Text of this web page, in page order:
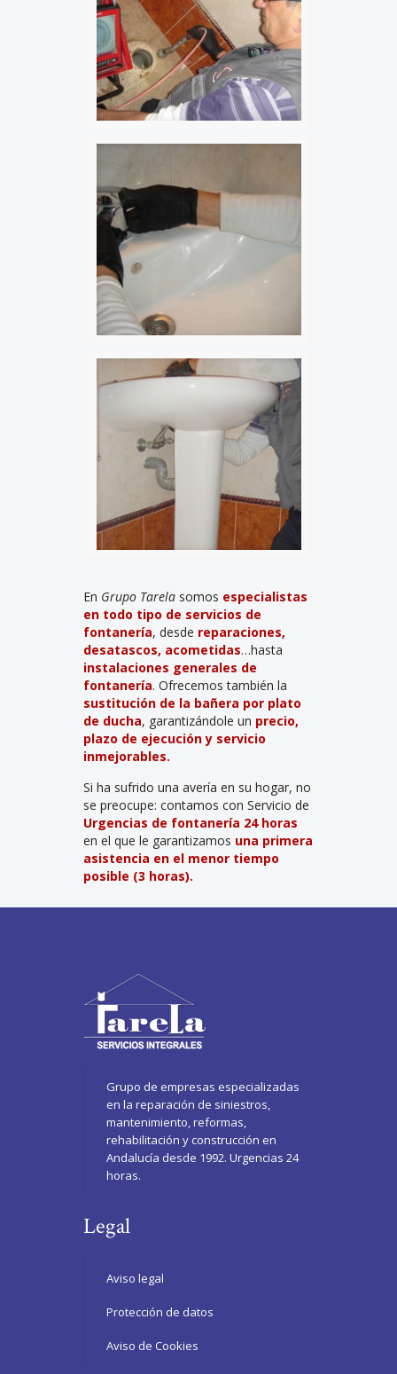
En Grupo Tarela somos especialistas
en todo tipo de servicios de
fontanería, desde reparaciones,
desatascos, acometidas…hasta
instalaciones generales de
fontanería. Ofrecemos también la
sustitución de la bañera por plato
de ducha, garantizándole un precio,
plazo de ejecución y servicio
inmejorables.
Si ha sufrido una avería en su hogar, no
se preocupe: contamos con Servicio de
Urgencias de fontanería 24 horas
en el que le garantizamos una primera
asistencia en el menor tiempo
posible (3 horas).
Grupo de empresas especializadas
en la reparación de siniestros,
mantenimiento, reformas,
rehabilitación y construcción en
Andalucía desde 1992. Urgencias 24
horas.
Legal
Aviso legal
Protección de datos
Aviso de Cookies